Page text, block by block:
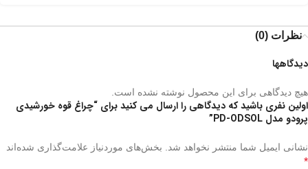
نظرات (0)
دیدگاهها
هیچ دیدگاهی برای این محصول نوشته نشده است.
اولین نفری باشید که دیدگاهی را ارسال می کنید برای “چراغ قوه خورشیدی
پرودو مدل PD-ODSOL”
نشانی ایمیل شما منتشر نخواهد شد. بخش‌های موردنیاز علامت‌گذاری شده‌اند
*